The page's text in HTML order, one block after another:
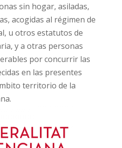
sin hogar, asiladas,
acogidas al régimen de
u otros estatutos de
y a otras personas
por concurrir las
en las presentes
territorio de la